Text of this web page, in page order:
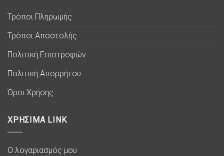
Τρόποι Πληρωμής
Τρόποι Αποστολής
Πολιτική Επιστροφών
Πολιτική Απορρήτου
Όροι Χρήσης
ΧΡΗΣΙΜΑ LINK
Ο λογαριασμός μου